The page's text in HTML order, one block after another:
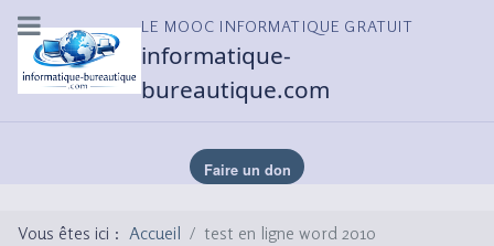
LE MOOC INFORMATIQUE GRATUIT
informatique-
bureautique.com
Vous êtes ici : Accueil test en ligne word 2010